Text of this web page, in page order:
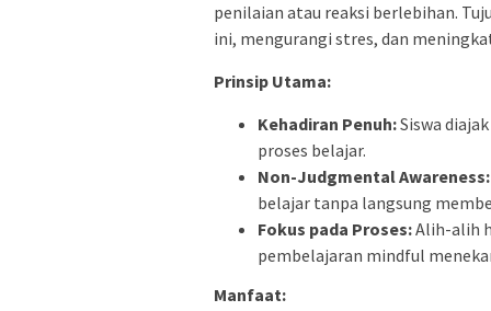
penilaian atau reaksi berlebihan.
ini, mengurangi stres, dan
Prinsip Utama:
Kehadiran Penuh:Siswa
proses belajar.
Non-Judgmental
belajar tanpa langsung
Fokus pada Proses:Alih-alih
pembelajaran mindful
Manfaat: